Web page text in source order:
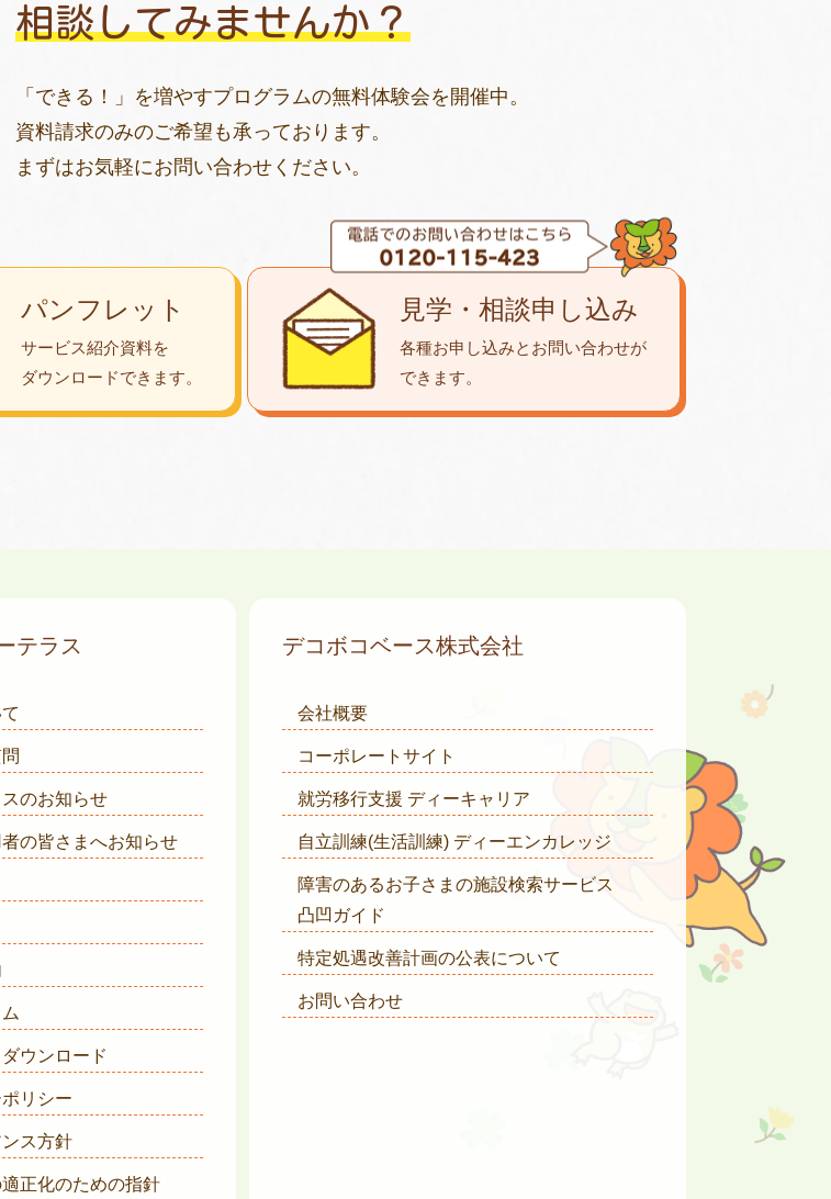
相談してみませんか？
「できる！」を増やすプログラムの無料体験会を開催中。
資料請求のみのご希望も承っております。
まずはお気軽にお問い合わせください。
パンフレット
サービス紹介資料を
ダウンロードできます。
見学・相談申し込み
各種お申し込みとお問い合わせが
できます。
テラス
のお知らせ
の皆さまへお知らせ
ウンロード
リシー
ス方針
正化のための指針
デコボコベース株式会社
会社概要
コーポレートサイト
就労移行支援 ディーキャリア
自立訓練(生活訓練) ディーエンカレッジ
障害のあるお子さまの施設検索サービス
凸凹ガイド
特定処遇改善計画の公表について
お問い合わせ